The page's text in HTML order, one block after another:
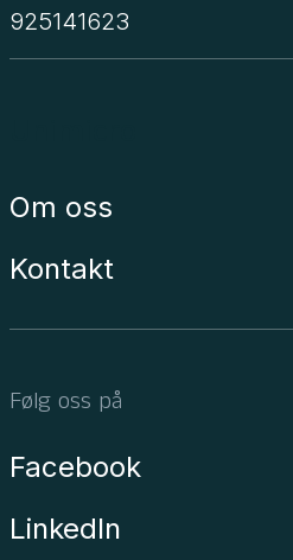
925141623
Om oss
Kontakt
Følg oss på
Facebook
LinkedIn